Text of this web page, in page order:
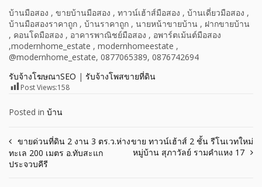
บ้านมือสอง , ขายบ้านมือสอง , ทาวน์เฮ้าส์มือสอง , บ้านเดี่ยวมือสอง ,
บ้านมือสองราคาถูก , บ้านราคาถูก , นายหน้าขายบ้าน , ฝากขายบ้าน
, คอนโดมือสอง , อาคารพาณิชย์มือสอง , อพาร์ตเม้นต์มือสอง
,modernhome_estate , modernhomeestate ,
@modernhome_estate, 0877065389, 0876742694
รับจ้างโฆษณาSEO | รับจ้างโพสขายที่ดิน
Post Views:158
Posted in บ้าน
Post
navigation
ขายด่วนที่ดิน 2 งาน 3 ตร.ว.ห่าง
ทะเล 200 เมตร อ.ทับสะแก
ประจวบคีรี
ขาย ทาวน์เฮ้าส์ 2 ชั้น รีโนเวทใหม่
หมู่บ้าน สุภาวัลย์ รามคำแหง 17